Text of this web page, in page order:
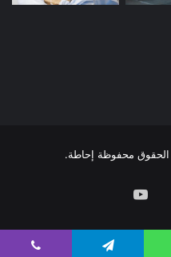
تويتر يوتيوب